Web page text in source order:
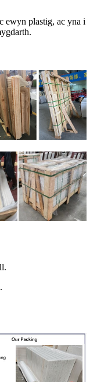
ewyn plastig, ac yna i